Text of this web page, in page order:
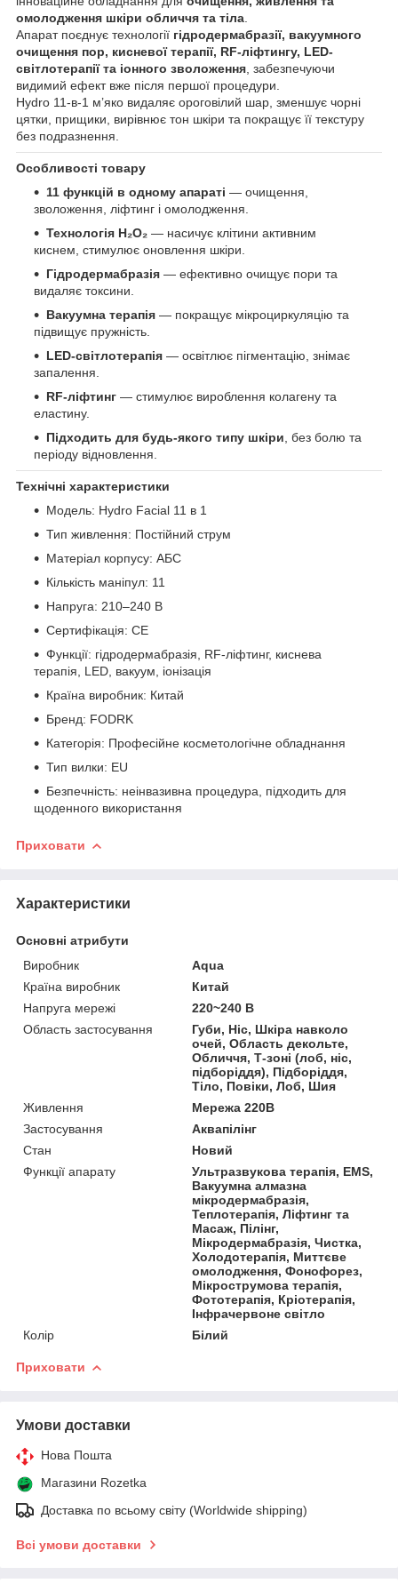
омолодження шкіри обличчя та тіла
Апарат поєднує технології гідродермабразії, вакуумного
очищення пор, кисневої терапії, RF-ліфтингу, LED-
світлотерапії та іонного зволоження , забезпечуючи
видимий ефект вже після першої процедури.
Hydro 11-в-1 м’яко видаляє ороговілий шар, зменшує чорні
цятки, прищики, вирівнює тон шкіри та покращує її текстуру
без подразнення.
Особливості товару
11 функцій в одному апараті — очищення,
зволоження, ліфтинг і омолодження.
Технологія H₂O₂ — насичує клітини активним
киснем, стимулює оновлення шкіри.
Гідродермабразія — ефективно очищує пори та
видаляє токсини.
Вакуумна терапія — покращує мікроциркуляцію та
підвищує пружність.
LED-світлотерапія — освітлює пігментацію, знімає
запалення.
RF-ліфтинг — стимулює вироблення колагену та
еластину.
Підходить для будь-якого типу шкіри , без болю та
періоду відновлення.
Технічні характеристики
Модель: Hydro Facial 11 в 1
Тип живлення: Постійний струм
Матеріал корпусу: АБС
Кількість маніпул: 11
Напруга: 210–240 В
Сертифікація: CE
Функції: гідродермабразія, RF-ліфтинг, киснева
терапія, LED, вакуум, іонізація
Країна виробник: Китай
Бренд: FODRK
Категорія: Професійне косметологічне обладнання
Тип вилки: EU
Безпечність: неінвазивна процедура, підходить для
щоденного використання
Приховати
Характеристики
Основні атрибути
Виробник
Aqua
Країна виробник
Китай
Напруга мережі
220~240 В
Область застосування
Губи, Ніс, Шкіра навколо
очей, Область декольте,
Обличчя, Т-зоні (лоб, ніс,
підборіддя), Підборіддя,
Тіло, Повіки, Лоб, Шия
Живлення
Мережа 220В
Застосування
Аквапілінг
Стан
Новий
Функції апарату
Ультразвукова терапія, EMS,
Вакуумна алмазна
мікродермабразія,
Теплотерапія, Ліфтинг та
Масаж, Пілінг,
Мікродермабразія, Чистка,
Холодотерапія, Миттєве
омолодження, Фонофорез,
Мікрострумова терапія,
Фототерапія, Кріотерапія,
Інфрачервоне світло
Колір
Білий
Приховати
Умови доставки
Нова Пошта
Магазини Rozetka
Доставка по всьому світу (Worldwide shipping)
Всі умови доставки